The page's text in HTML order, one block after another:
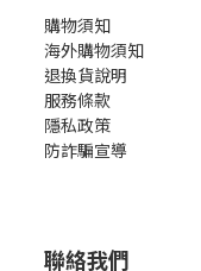
購物須知
海外購物須知
退換貨說明
服務條款
隱私政策
防詐騙宣導
聯絡我們